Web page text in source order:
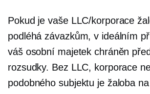
Pokud je vaše LLC/korporace
podléhá závazkům, v ideálním
váš osobní majetek chráněn
rozsudky. Bez LLC, korporace
podobného subjektu je žaloba